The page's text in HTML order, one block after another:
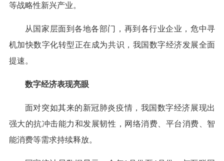
等战略性新兴产业。
从国家层面到各地各部门，再到各行业企业，危中寻
机加快数字化转型正在成为共识，我国数字经济发展全面
提速。
数字经济表现亮眼
面对突如其来的新冠肺炎疫情，我国数字经济展现出
强大的抗冲击能力和发展韧性，网络消费、平台消费、智
能消费等需求持续释放。